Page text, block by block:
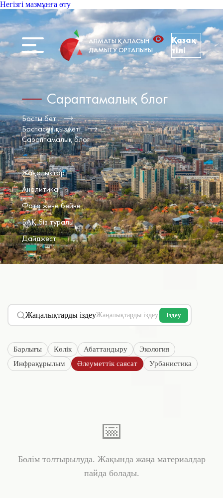
Негізгі мазмұнға өту
АЛМАТЫ ҚАЛАСЫН
ДАМЫТУ ОРТАЛЫҒЫ
Қазақ
тілі
Сараптамалық блог
Басты бет
Баспасөз қызметі
Сараптамалық блог
Жаңалықтар
Аналитика
Фото және бейне
БАҚ біз туралы
Дайджест
Жаңалықтарды іздеу Іздеу
Барлығы Көлік Абаттандыру
Экология
Инфрақұрылым
Әлеуметтік саясат Урбанистика
📅
Бөлім толтырылуда. Жақында жаңа материалдар
пайда болады.